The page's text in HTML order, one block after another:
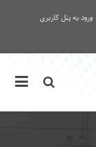
ورود به پنل کاربری